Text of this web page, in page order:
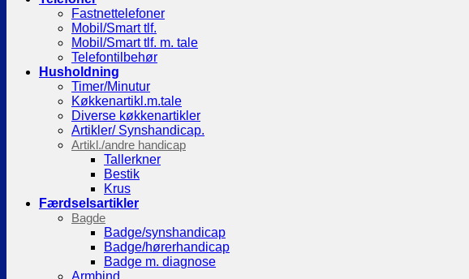
Fastnettelefoner
Mobil/Smart tlf.
Mobil/Smart tlf. m. tale
Telefontilbehør
Husholdning
Timer/Minutur
Køkkenartikl.m.tale
Diverse køkkenartikler
Artikler/ Synshandicap.
Artikl./andre handicap
Tallerkner
Bestik
Krus
Færdselsartikler
Bagde
Badge/synshandicap
Badge/hørerhandicap
Badge m. diagnose
Armbind